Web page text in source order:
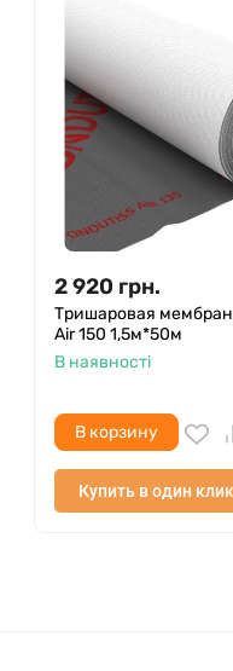
Klinker
шести цветах,
эффектами
гарантию
2 920 грн.
Тришаровая
Air 150 1,5м*50м
В наявності
В корзину
Купить в один клик